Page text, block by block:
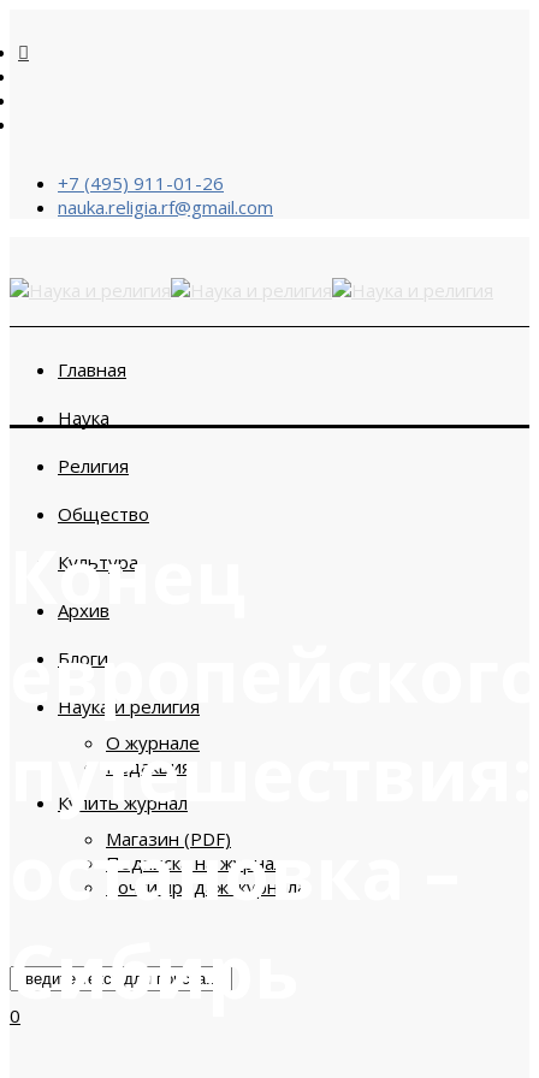
+7 (495) 911-01-26
nauka.religia.rf@gmail.com
Главная
Наука
Религия
Общество
Культура
Архив
Блоги
Наука и религия
О журнале
Редакция
Купить журнал
Магазин (PDF)
Подписка на журнал
Точки продаж журнала
0
Конец
путешествия:
остановка –
Сибирь